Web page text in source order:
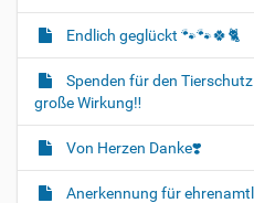
Endlich geglückt 🐾🐾🍀🐈‍
Spenden für den
große Wirkung‼️
Von Herzen Danke❣️
Anerkennung für